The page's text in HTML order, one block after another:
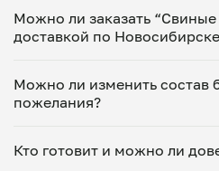
Можно ли заказать
доставкой по
Укажите удобное время — и
домашнее блюдо в большой
минут. Статус заказа
кабинете, а с поваром
Можно ли изменить состав
пожелания?
ваши предпочтения: уберет
Кто готовит и можно ли